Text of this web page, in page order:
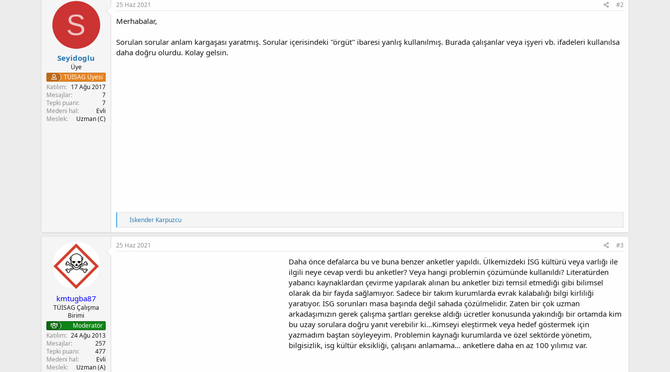
S
Seyidoglu
Üye
TÜİSAG Üyesi
Katılım
17 Ağu 2017
Mesajlar
7
Tepki puanı
7
Medeni hal
Evli
Meslek
Uzman (C)
25 Haz 2021 #2
Merhabalar,
Sorulan sorular anlam kargaşası yaratmış. Sorular içerisindeki ''örgüt'' ibaresi yanlış kullanılmış. Burada çalışanlar veya işyeri vb. ifadeleri kullanılsa
daha doğru olurdu. Kolay gelsin.
T
e
p
k
İskender Karpuzcu
kmtugba87
TÜİSAG Çalışma
Birimi
Moderatör
Katılım
24 Ağu 2013
Mesajlar
257
Tepki puanı
477
Medeni hal
Evli
Meslek
Uzman (A)
25 Haz 2021 #3
Daha önce defalarca bu ve buna benzer anketler yapıldı. Ülkemizdeki İSG kültürü veya varlığı ile
ilgili neye cevap verdi bu anketler? Veya hangi problemin çözümünde kullanıldı? Literatürden
yabancı kaynaklardan çevirme yapılarak alınan bu anketler bizi temsil etmediği gibi bilimsel
olarak da bir fayda sağlamıyor. Sadece bir takım kurumlarda evrak kalabalığı bilgi kirliliği
yaratıyor. İSG sorunları masa başında değil sahada çözülmelidir. Zaten bir çok uzman
arkadaşımızın gerek çalışma şartları gerekse aldığı ücretler konusunda yakındığı bir ortamda kim
bu uzay sorulara doğru yanıt verebilir ki...Kimseyi eleştirmek veya hedef göstermek için
yazmadım baştan söyleyeyim. Problemin kaynağı kurumlarda ve özel sektörde yönetim,
bilgisizlik, isg kültür eksikliği, çalışanı anlamama... anketlere daha en az 100 yılımız var.